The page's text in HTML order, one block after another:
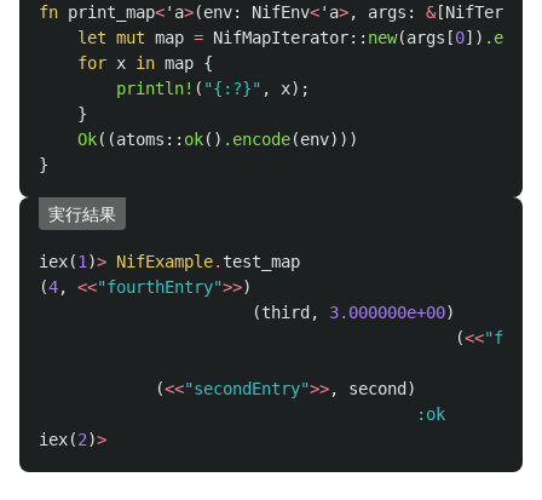
fn print_map<'a>(env: NifEnv<'a>, args : &[NifTerm
let mut map = NifMapIterator:: new(args [0])
for x in map {
println! ( "{:?}" , x);
}
Ok((atoms :: ok() .encode(env)))
}
実行結果
iex(1 )> NifExample. test_map
(4, <<"fourthEntry">>)
(third , 3.000000e+00)
(<<
(<<"secondEntry">>, second )
:ok
iex(2)>